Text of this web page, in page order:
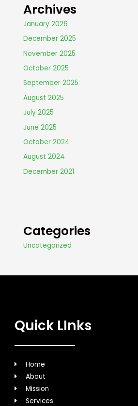
Archives
January 2026
December 2025
November 2025
October 2025
September 2025
August 2025
July 2025
June 2025
October 2024
August 2024
December 2021
Categories
Uncategorized
Quick LInks
Home
About
Mission
Services